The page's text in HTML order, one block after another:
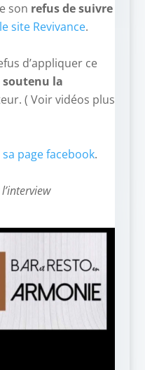
son refus de suivre
le site Revivance.
d’appliquer ce
soutenu la
( Voir vidéos plus
sa page facebook.